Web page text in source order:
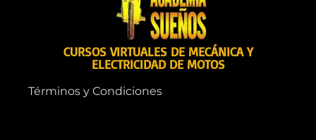
CURSOS VIRTUALES DE MECÁNICA Y
ELECTRICIDAD DE MOTOS
Términos y Condiciones